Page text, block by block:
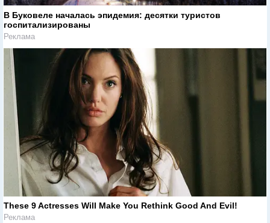
В Буковеле началась эпидемия: десятки туристов
госпитализированы
Реклама
These 9 Actresses Will Make You Rethink Good And Evil!
Реклама